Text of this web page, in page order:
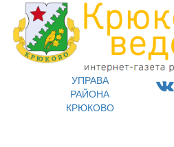
УПРАВА
РАЙОНА
КРЮКОВО